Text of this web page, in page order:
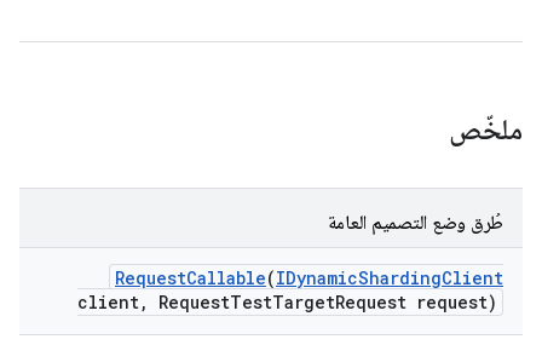
ملخّص
طُرق وضع التصميم العامة
RequestCallable(IDynamicShardingClient
client, RequestTestTargetRequest request)